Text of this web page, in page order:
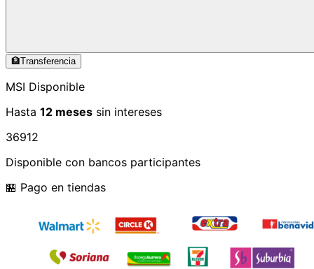
🏦Transferencia
MSI Disponible
Hasta 12 meses sin intereses
36912
Disponible con bancos participantes
🏪 Pago en tiendas